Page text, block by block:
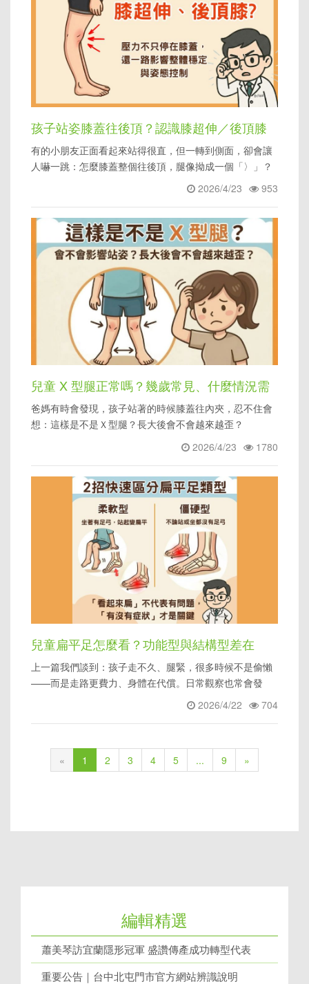
孩子站姿膝蓋往後頂？認識膝超伸／後頂膝
與下肢穩定問題
有的小朋友正面看起來站得很直，但一轉到側面，卻會讓
人嚇一跳：怎麼膝蓋整個往後頂，腿像拗成一個「〉」？
953
2026/4/23
兒童 X 型腿正常嗎？幾歲常見、什麼情況需
要進一步評估
爸媽有時會發現，孩子站著的時候膝蓋往內夾，忍不住會
想：這樣是不是Ｘ型腿？長大後會不會越來越歪？
1780
2026/4/23
兒童扁平足怎麼看？功能型與結構型差在
哪，什麼情況要評估
上一篇我們談到：孩子走不久、腿緊，很多時候不是偷懶
——而是走路更費力、身體在代償。日常觀察也常會發
704
2026/4/22
« 1 2 3 4 5 ... 9 »
編輯精選
蕭美琴訪宜蘭隱形冠軍 盛讚傳產成功轉型代表
重要公告｜台中北屯門市官方網站辨識說明